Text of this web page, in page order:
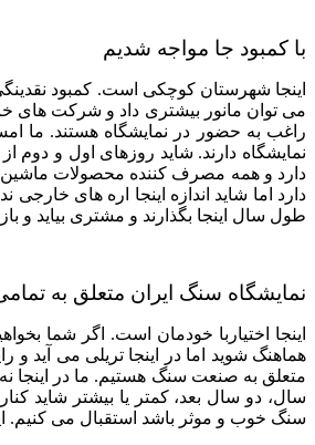
با کمبود جا مواجه شدیم
اینجا شهرستان کوچکی است. کمبود
می توان مانور بیشتری داد و شرکت های
راغب به حضور در نمایشگاه هستند. ما
طول سال اینجا بگذارند و مشتری بیاید و
نمایشگاه سنگ ایران متعلق به
هماهنگ شوید اما در اینجا تریلی می آید و
متعلق به صنعت سنگ هستیم. ما در اینجا
سال، دو سال بعد، کمتر یا بیشتر شاید
سنگ خوب و موثر باشد استقبال می کنیم.